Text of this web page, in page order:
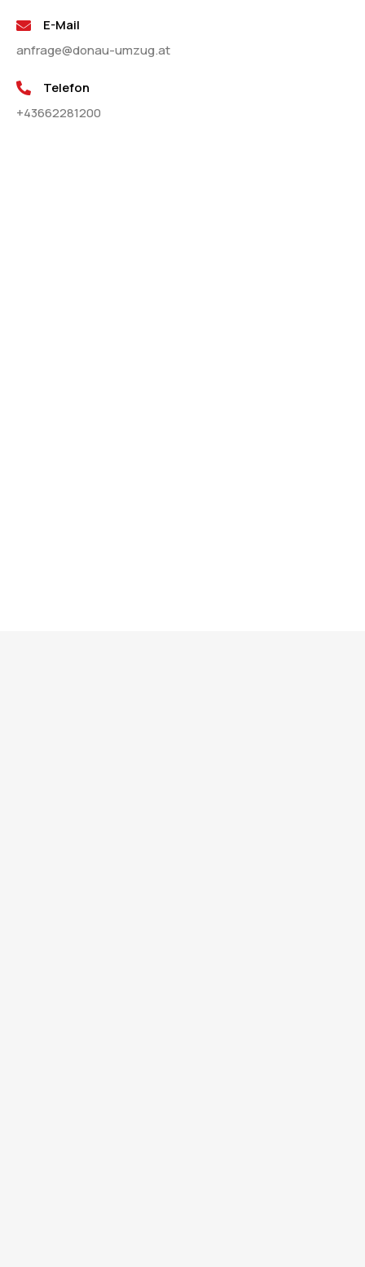
E-Mail
anfrage@donau-umzug.at
Telefon
+43662281200